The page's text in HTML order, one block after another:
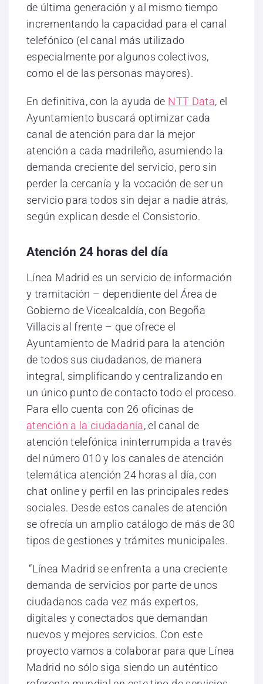
de última generación y al mismo tiempo
incrementando la capacidad para el canal
telefónico (el canal más utilizado
especialmente por algunos colectivos,
como el de las personas mayores).
En definitiva, con la ayuda de NTT Data, el
Ayuntamiento buscará optimizar cada
canal de atención para dar la mejor
atención a cada madrileño, asumiendo la
demanda creciente del servicio, pero sin
perder la cercanía y la vocación de ser un
servicio para todos sin dejar a nadie atrás,
según explican desde el Consistorio.
Atención 24 horas del día
Línea Madrid es un servicio de información
y tramitación – dependiente del Área de
Gobierno de Vicealcaldía, con Begoña
Villacis al frente – que ofrece el
Ayuntamiento de Madrid para la atención
de todos sus ciudadanos, de manera
integral, simplificando y centralizando en
un único punto de contacto todo el proceso.
Para ello cuenta con 26 oficinas de
atención a la ciudadanía, el canal de
atención telefónica ininterrumpida a través
del número 010 y los canales de atención
telemática atención 24 horas al día, con
chat online y perfil en las principales redes
sociales. Desde estos canales de atención
se ofrecía un amplio catálogo de más de 30
tipos de gestiones y trámites municipales.
“Línea Madrid se enfrenta a una creciente
demanda de servicios por parte de unos
ciudadanos cada vez más expertos,
digitales y conectados que demandan
nuevos y mejores servicios. Con este
proyecto vamos a colaborar para que Línea
Madrid no sólo siga siendo un auténtico